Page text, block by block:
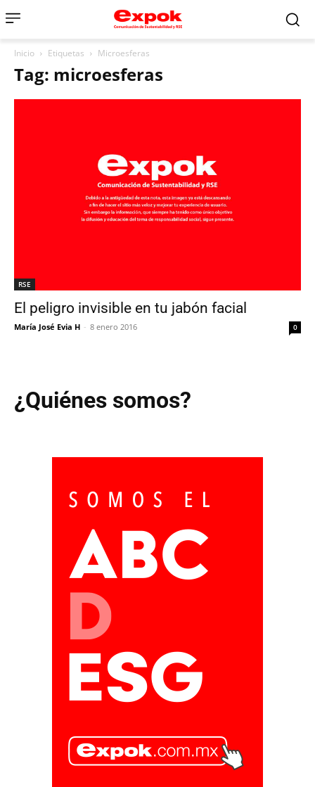
Inicio Etiquetas Microesferas
Tag: microesferas
RSE
El peligro invisible en tu jabón facial
María José Evia H - 8 enero 2016 0
¿Quiénes somos?